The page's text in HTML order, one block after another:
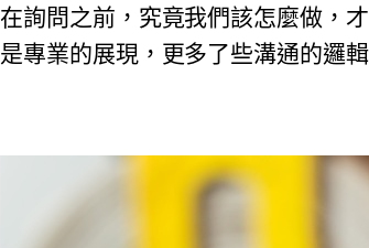
在詢問之前， 究竟我們該怎麼做，
是專業的展現，更多了些溝通的邏